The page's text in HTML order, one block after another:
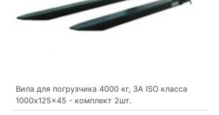
Вила для погрузчика 4000 кг, 3A ISO класса
1000x125x45 - комплект 2шт.